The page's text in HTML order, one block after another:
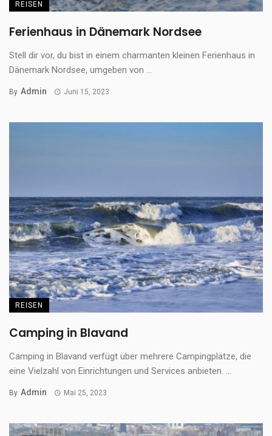
REISEN
Ferienhaus in Dänemark Nordsee
Stell dir vor, du bist in einem charmanten kleinen Ferienhaus in
Dänemark Nordsee, umgeben von ...
By Admin Juni 15, 2023
REISEN
Camping in Blavand
Camping in Blavand verfügt über mehrere Campingplätze, die
eine Vielzahl von Einrichtungen und Services anbieten. ...
By Admin Mai 25, 2023